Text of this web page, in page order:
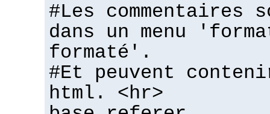
#Les commentaires
dans un menu
formaté'.
#Et peuvent
html. <hr>